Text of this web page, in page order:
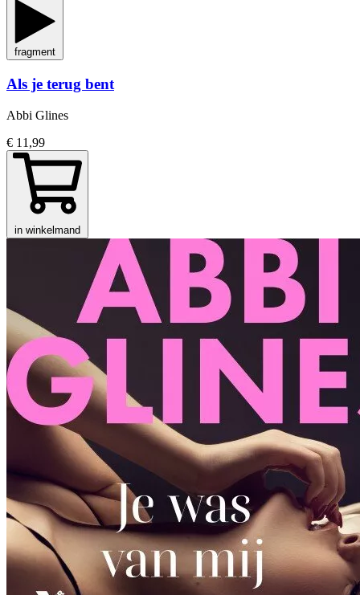
fragment
Als je terug bent
Abbi Glines
€ 11,99
in winkelmand